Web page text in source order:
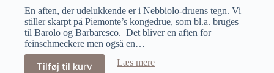
En aften, der udelukkende er i Nebbiolo-druens tegn. Vi
stiller skarpt på Piemonte’s kongedrue, som bl.a. bruges
til Barolo og Barbaresco. Det bliver en aften for
feinschmeckere men også en…
Tilføj til kurv Læs mere